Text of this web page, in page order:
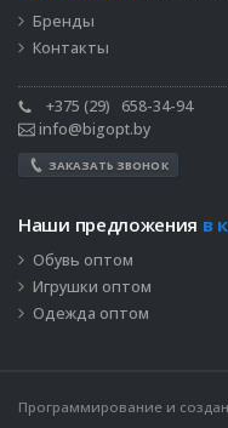
Бренды
Контакты
+375 (29)
658-34-94
info@bigopt.by
ЗАКАЗАТЬ ЗВОНОК
Наши предложения в
Обувь оптом
Игрушки оптом
Одежда оптом
Программирование и